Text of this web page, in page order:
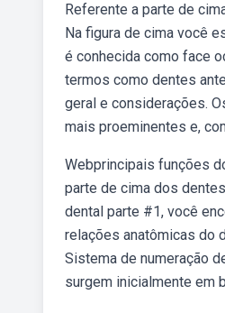
Referente a parte de
Na figura de cima você
é conhecida como face
termos como dentes
geral e considerações.
mais proeminentes e,
Webprincipais funções
parte de cima dos
dental parte #1, você
relações anatômicas do
Sistema de numeração
surgem inicialmente em